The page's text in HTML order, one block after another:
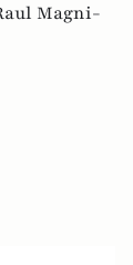
Magni-